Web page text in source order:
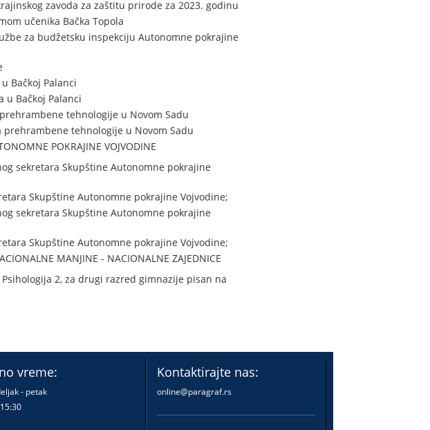
zavoda za zaštitu prirode za 2023. godinu
učenika Bačka Topola
za budžetsku inspekciju Autonomne pokrajine
Bačkoj Palanci
u Bačkoj Palanci
tehnologije u Novom Sadu
tehnologije u Novom Sadu
POKRAJINE VOJVODINE
sekretara Skupštine Autonomne pokrajine
Skupštine Autonomne pokrajine Vojvodine;
sekretara Skupštine Autonomne pokrajine
Skupštine Autonomne pokrajine Vojvodine;
MANJINE - NACIONALNE ZAJEDNICE
2, za drugi razred gimnazije pisan na
vreme:
- petak
Kontaktirajte nas:
online@paragraf.rs